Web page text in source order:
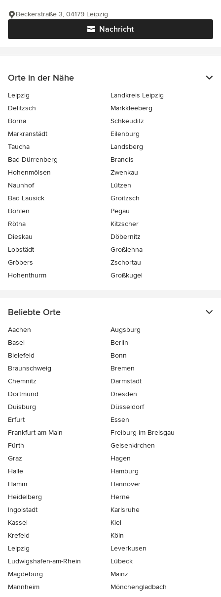
Nachricht
Beckerstraße 3, 04179 Leipzig
Orte in der Nähe
Leipzig
Landkreis Leipzig
Delitzsch
Markkleeberg
Borna
Schkeuditz
Markranstädt
Eilenburg
Taucha
Landsberg
Bad Dürrenberg
Brandis
Hohenmölsen
Zwenkau
Naunhof
Lützen
Bad Lausick
Groitzsch
Böhlen
Pegau
Rötha
Kitzscher
Dieskau
Döbernitz
Lobstädt
Großlehna
Gröbers
Zschortau
Hohenthurm
Großkugel
Beliebte Orte
Aachen
Augsburg
Basel
Berlin
Bielefeld
Bonn
Braunschweig
Bremen
Chemnitz
Darmstadt
Dortmund
Dresden
Duisburg
Düsseldorf
Erfurt
Essen
Frankfurt am Main
Freiburg-im-Breisgau
Fürth
Gelsenkirchen
Graz
Hagen
Halle
Hamburg
Hamm
Hannover
Heidelberg
Herne
Ingolstadt
Karlsruhe
Kassel
Kiel
Krefeld
Köln
Leipzig
Leverkusen
Ludwigshafen-am-Rhein
Lübeck
Magdeburg
Mainz
Mannheim
Mönchen­gladbach